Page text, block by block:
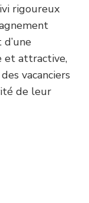
rigoureux
et attractive,
vacanciers
de leur